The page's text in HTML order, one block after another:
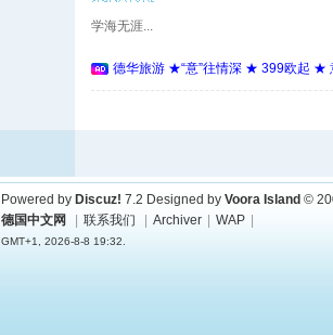
学海无涯...
德华旅游 ★“意”往情深 ★ 399欧起 ★
Powered by Discuz! 7.2 Designed by Voora Island ©
德国中文网
联系我们 Archiver WAP
GMT+1, 2026-8-8 19:32.